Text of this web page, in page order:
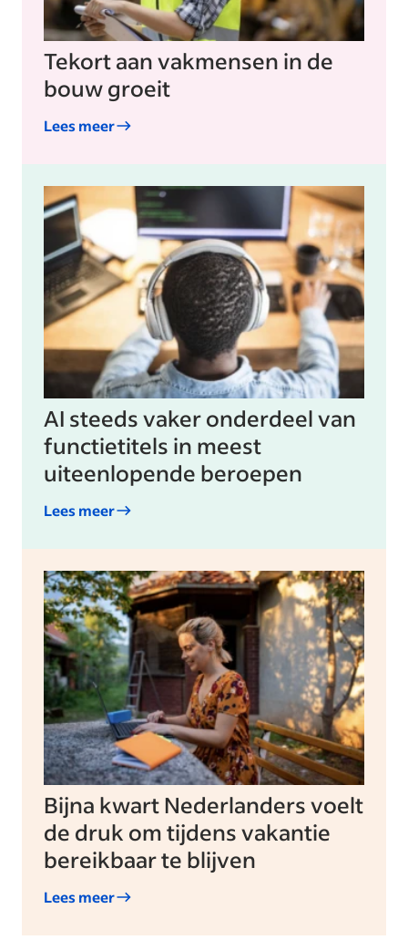
Tekort aan vakmensen in de
bouw groeit
Lees meer
AI steeds vaker onderdeel van
functietitels in meest
uiteenlopende beroepen
Lees meer
Bijna kwart Nederlanders voelt
de druk om tijdens vakantie
bereikbaar te blijven
Lees meer